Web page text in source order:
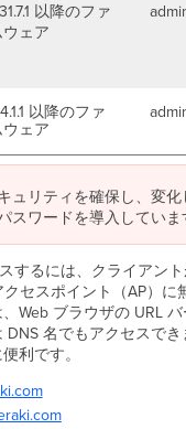
以降のファ
ウェア
以降のファ
ウェア
ュリティを確保し、変
スワードを導入していま
するには、クライアン
クセスポイント（AP）
Web ブラウザの URL
DNS 名でもアクセスで
利です。